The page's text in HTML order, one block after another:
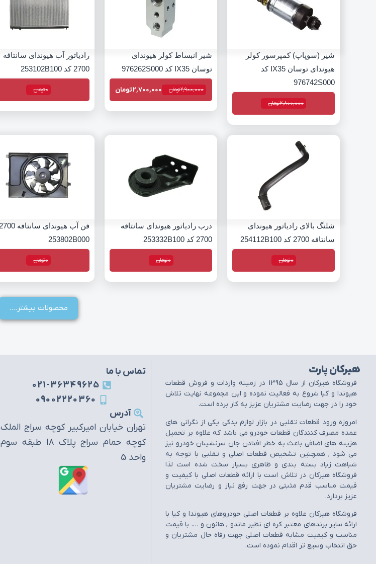
شیر (سوپاپ) کمپرسور کولر
هیوندای توسان IX35 کد
976742S000
2,800,000تومان
شیر انبساط کولر هیوندای
توسان IX35 کد 976262S000
2,900,000تومان 2,700,000تومان
رادیاتور آب هیوندای سانتافه
2700 کد 253102B100
0تومان
شلنگ بالای رادیاتور هیوندای
سانتافه 2700 کد 254112B100
0تومان
درب رادیاتور هیوندای سانتافه
2700 کد 253332B100
0تومان
253802B000
0تومان
محصولات بیشتر....
هیرکان پارت
فروشگاه هيرکان از سال 1395 در زمينه واردات و فروش قطعات
هيوندا و کيا شروع به فعاليت نموده و اين مجموعه نهايت تلاش
خود را در جهت رضايت مشتريان عزيز به کار برده است.
امروزه ورود قطعات تقلبي در بازار لوازم يدکي يکي از نگراني هاي
عمده مصرف کنندگان قطعات خودرو مي باشد که علاوه بر تحميل
هزينه هاي اضافي باعث به خطر افتادن جان سرنشينان خودرو نيز
مي شود , همچنين تشخيص قطعات اصلي و تقلبي با توجه به
شباهت زياد بسته بندي و ظاهري بسيار سخت شده است لذا
فروشگاه هيرکان در تلاش است با ارائه قطعات اصلي با کيفيت و
قيمت مناسب قدم مثبتي در جهت رفع نياز و رضايت مشتريان
عزيز بردارد.
فروشگاه هيرکان علاوه بر قطعات اصلي خودروهاي هيوندا و کيا با
ارائه ساير برندهاي معتبر کره اي نظير ماندو , هانون و …. با قيمت
مناسب و کيفيت مشابه قطعات اصلي جهت رفاه حال مشتريان و
حق انتخاب وسيع تر اقدام نموده است.
تماس با ما
021-36349625
09002220360
آدرس
تهران خیابان امیرکبیر کوچه سراج الملک
کوچه حمام سراج پلاک 18 طبقه سوم
واحد 5